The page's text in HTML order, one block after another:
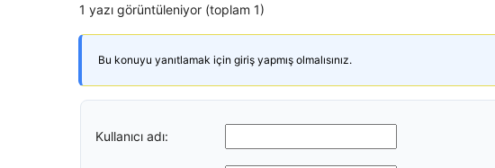
1 yazı görüntüleniyor (toplam 1)
Bu konuyu yanıtlamak için giriş yapmış olmalısınız.
Kullanıcı adı: